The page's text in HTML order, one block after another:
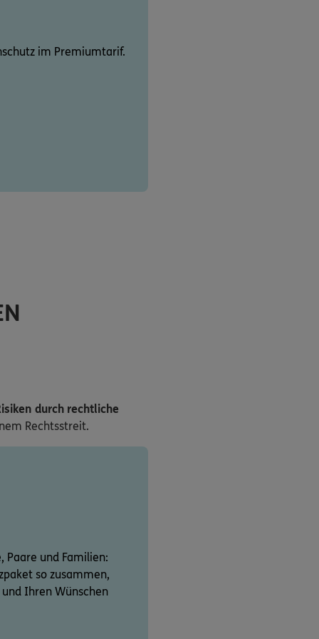
im Premiumtarif.
durch rechtliche
Rechtsstreit.
Paare und Familien:
so zusammen,
Ihren Wünschen